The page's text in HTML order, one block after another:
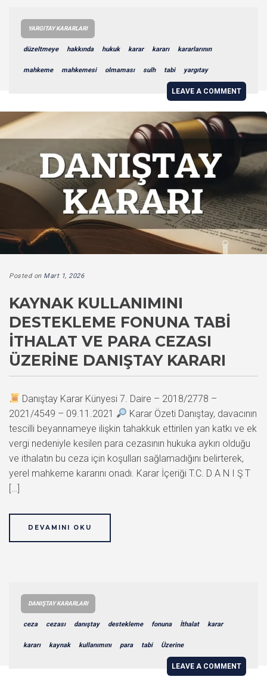
YARGITAY KARARLARI
düzeltmeye hakkında hukuk karar kararı kararlarının
mahkeme mahkemesi olmaması sulh tabi yargıtay
LEAVE A COMMENT
Posted on Mart 1, 2026
KAYNAK KULLANIMINI
DESTEKLEME FONUNA TABI
İTHALAT VE PARA CEZASI
ÜZERINE DANIŞTAY KARARI
Danıştay Karar Künyesi 7. Daire – 2018/2778 –
2021/4549 – 09.11.2021
Karar Özeti Danıştay, davacının
tescilli beyannameye ilişkin tahakkuk ettirilen yan katkı ve ek
vergi nedeniyle kesilen para cezasının hukuka aykırı olduğu
ve ithalatın bu ceza için koşulları sağlamadığını belirterek,
yerel mahkeme kararını onadı. Karar İçeriği T.C. D A N I Ş T
[…]
DEVAMINI OKU
DANIŞTAY KARARLARI
ceza cezası danıştay destekleme fonuna İthalat karar
kararı kaynak kullanımını para tabi Üzerine
LEAVE A COMMENT